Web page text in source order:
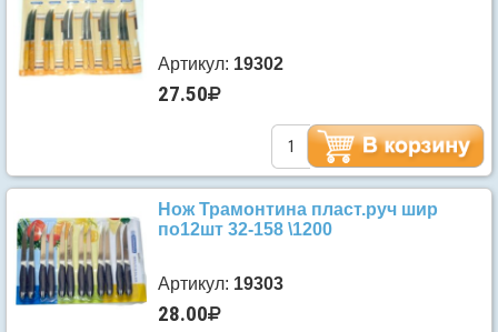
Артикул: 19302
27.50
Нож Трамонтина пласт.руч шир
по12шт 32-158 \1200
Артикул: 19303
28.00